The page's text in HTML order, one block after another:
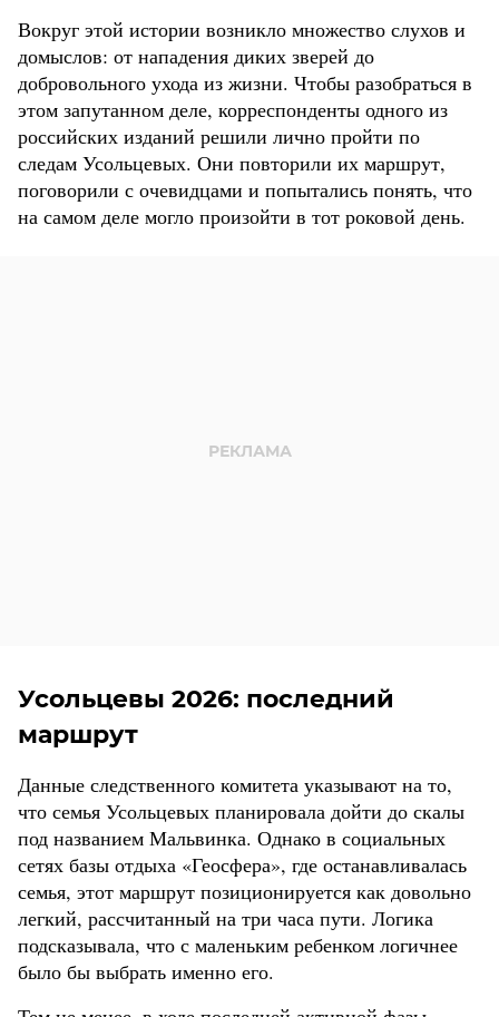
Вокруг этой истории возникло множество слухов и
домыслов: от нападения диких зверей до
добровольного ухода из жизни. Чтобы разобраться в
этом запутанном деле, корреспонденты одного из
российских изданий решили лично пройти по
следам Усольцевых. Они повторили их маршрут,
поговорили с очевидцами и попытались понять, что
на самом деле могло произойти в тот роковой день.
Усольцевы 2026: последний
маршрут
Данные следственного комитета указывают на то,
что семья Усольцевых планировала дойти до скалы
под названием Мальвинка. Однако в социальных
сетях базы отдыха «Геосфера», где останавливалась
семья, этот маршрут позиционируется как довольно
легкий, рассчитанный на три часа пути. Логика
подсказывала, что с маленьким ребенком логичнее
было бы выбрать именно его.